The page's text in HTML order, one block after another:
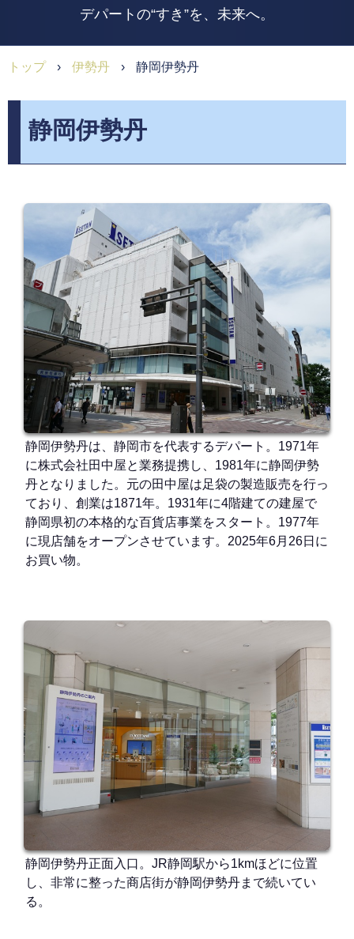
デパートの“すき”を、未来へ。
トップ › 伊勢丹 › 静岡伊勢丹
静岡伊勢丹
静岡伊勢丹は、静岡市を代表するデパート。1971年
に株式会社田中屋と業務提携し、1981年に静岡伊勢
丹となりました。元の田中屋は足袋の製造販売を行っ
ており、創業は1871年。1931年に4階建ての建屋で
静岡県初の本格的な百貨店事業をスタート。1977年
に現店舗をオープンさせています。2025年6月26日に
お買い物。
静岡伊勢丹正面入口。JR静岡駅から1kmほどに位置
し、非常に整った商店街が静岡伊勢丹まで続いてい
る。